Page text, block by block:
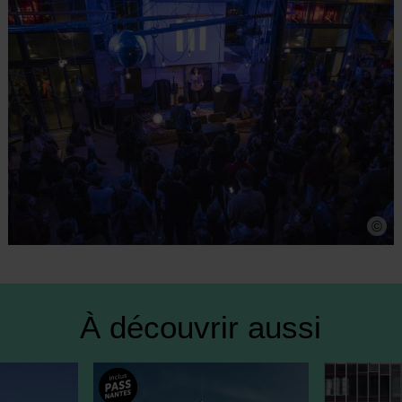
©
À découvrir aussi